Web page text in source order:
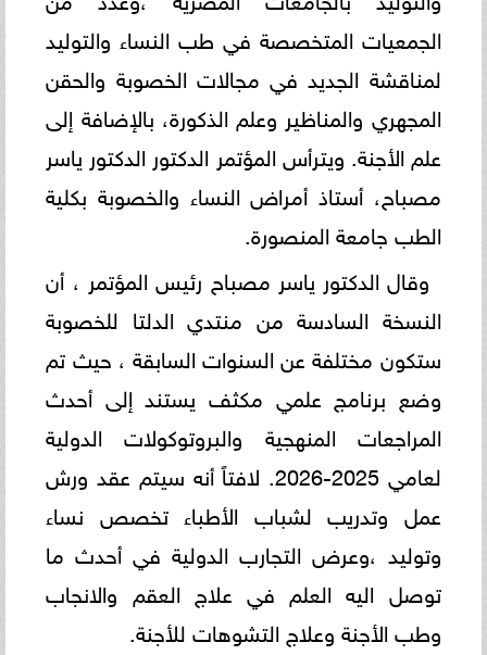
الجمعيات المتخصصة في طب النساء والتوليد
لمناقشة الجديد في مجالات الخصوبة والحقن
المجهري والمناظير وعلم الذكورة، بالإضافة إلى
علم الأجنة. ويترأس المؤتمر الدكتور الدكتور ياسر
مصباح، أستاذ أمراض النساء والخصوبة بكلية
الطب جامعة المنصورة.
وقال الدكتور ياسر مصباح رئيس المؤتمر ، أن
النسخة السادسة من منتدي الدلتا للخصوبة
ستكون مختلفة عن السنوات السابقة ، حيث تم
وضع برنامج علمي مكثف يستند إلى أحدث
المراجعات المنهجية والبروتوكولات الدولية
لعامي 2025-2026. لافتاً أنه سيتم عقد ورش
عمل وتدريب لشباب الأطباء تخصص نساء
وتوليد ،وعرض التجارب الدولية في أحدث ما
توصل اليه العلم في علاج العقم والانجاب
وطب الأجنة وعلاج التشوهات للأجنة.